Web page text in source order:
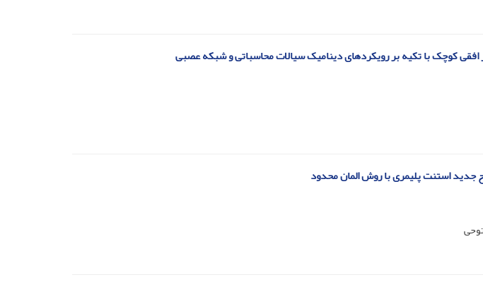
کوچک با تکیه بر رویکردهای دینامیک سیالات محاسباتی و شبکه عصبی
استنت پلیمری با روش المان محدود